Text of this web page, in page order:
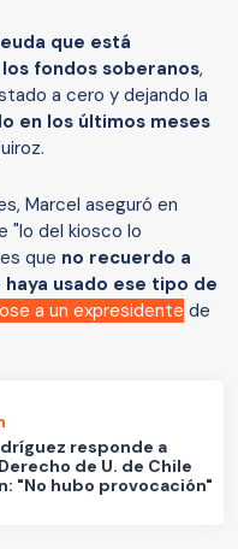
que está
fondos soberanos,
a cero y dejando la
en los últimos meses
Marcel aseguró en
"lo del kiosco lo
que no recuerdo a
usado ese tipo de
a un expresidente de
responde a
de U. de Chile
"No hubo provocación"